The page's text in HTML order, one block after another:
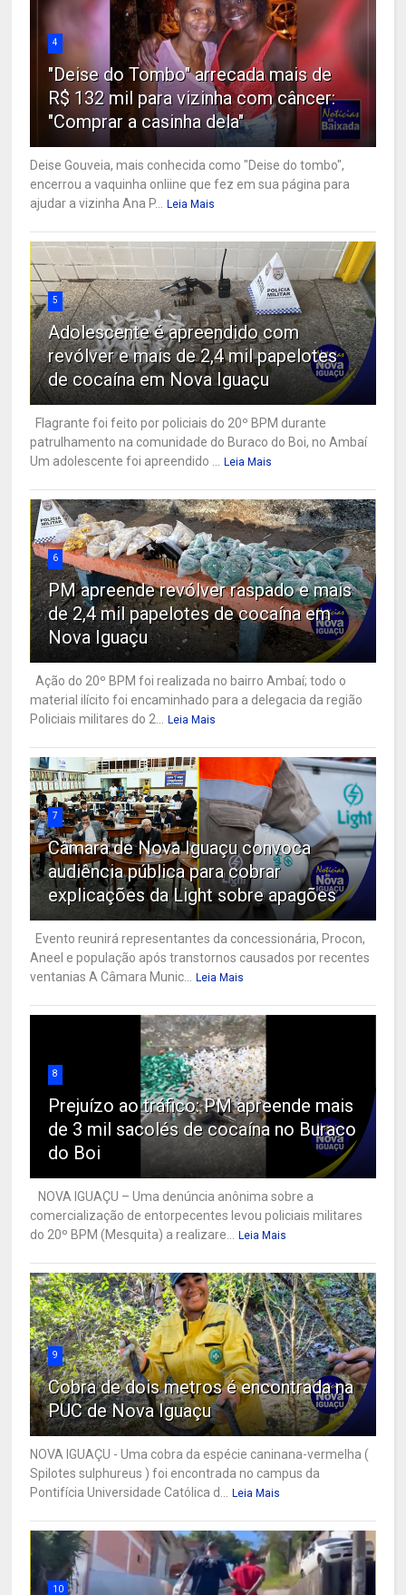
4
"Deise do Tombo" arrecada mais de
R$ 132 mil para vizinha com câncer:
"Comprar a casinha dela"
Deise Gouveia, mais conhecida como "Deise do tombo",
encerrou a vaquinha onliine que fez em sua página para
ajudar a vizinha Ana P...
Leia Mais
5
Adolescente é apreendido com
revólver e mais de 2,4 mil papelotes
de cocaína em Nova Iguaçu
Flagrante foi feito por policiais do 20º BPM durante
patrulhamento na comunidade do Buraco do Boi, no Ambaí
Um adolescente foi apreendido ...
Leia Mais
6
PM apreende revólver raspado e mais
de 2,4 mil papelotes de cocaína em
Nova Iguaçu
Ação do 20º BPM foi realizada no bairro Ambaí; todo o
material ilícito foi encaminhado para a delegacia da região
Policiais militares do 2...
Leia Mais
7
Câmara de Nova Iguaçu convoca
audiência pública para cobrar
explicações da Light sobre apagões
Evento reunirá representantes da concessionária, Procon,
Aneel e população após transtornos causados por recentes
ventanias A Câmara Munic...
Leia Mais
8
Prejuízo ao tráfico: PM apreende mais
de 3 mil sacolés de cocaína no Buraco
do Boi
NOVA IGUAÇU – Uma denúncia anônima sobre a
comercialização de entorpecentes levou policiais militares
do 20º BPM (Mesquita) a realizare...
Leia Mais
9
Cobra de dois metros é encontrada na
PUC de Nova Iguaçu
NOVA IGUAÇU - Uma cobra da espécie caninana-vermelha (
Spilotes sulphureus ) foi encontrada no campus da
Pontifícia Universidade Católica d...
Leia Mais
10